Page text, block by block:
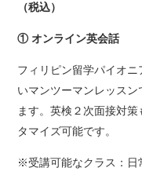
（税込）
① オンライン英会話
フィリピン留学パイオ
いマンツーマンレッス
ます。英検２次面接対
タマイズ可能です。
※受講可能なクラス：日